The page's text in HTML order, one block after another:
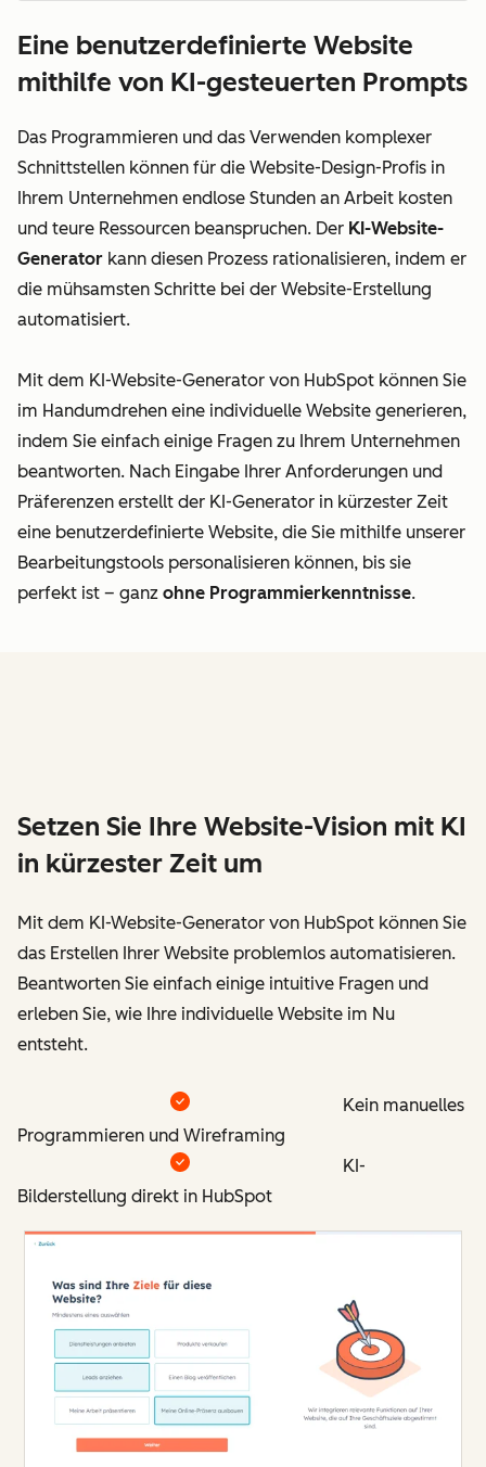
Eine benutzerdefinierte Website
mithilfe von KI-gesteuerten Prompts
Das Programmieren und das Verwenden komplexer
Schnittstellen können für die Website-Design-Profis in
Ihrem Unternehmen endlose Stunden an Arbeit kosten
und teure Ressourcen beanspruchen. Der KI-Website-
Generator kann diesen Prozess rationalisieren, indem er
die mühsamsten Schritte bei der Website-Erstellung
automatisiert.
Mit dem KI-Website-Generator von HubSpot können Sie
im Handumdrehen eine individuelle Website generieren,
indem Sie einfach einige Fragen zu Ihrem Unternehmen
beantworten. Nach Eingabe Ihrer Anforderungen und
Präferenzen erstellt der KI-Generator in kürzester Zeit
eine benutzerdefinierte Website, die Sie mithilfe unserer
Bearbeitungstools personalisieren können, bis sie
perfekt ist – ganz ohne Programmierkenntnisse.
Setzen Sie Ihre Website-Vision mit KI
in kürzester Zeit um
Mit dem KI-Website-Generator von HubSpot können Sie
das Erstellen Ihrer Website problemlos automatisieren.
Beantworten Sie einfach einige intuitive Fragen und
erleben Sie, wie Ihre individuelle Website im Nu
entsteht.
Kein manuelles
Programmieren und Wireframing
KI-
Bilderstellung direkt in HubSpot